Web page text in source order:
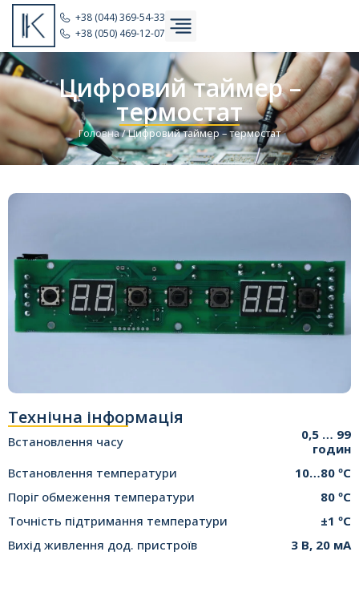
+38 (044) 369-54-33
+38 (050) 469-12-07
Цифровий таймер –
термостат
Головна/Цифровий таймер – термостат
Технічна інформація
Встановлення часу
0,5 … 99
годин
Встановлення температури
10…80 ºС
Поріг обмеження температури
80 ºС
Точність підтримання температури
±1 ºС
Вихід живлення дод. пристроїв
3 В, 20 мА